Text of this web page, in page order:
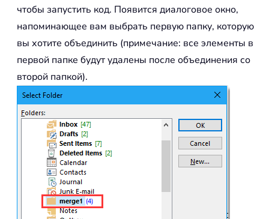
чтобы запустить код. Появится диалоговое окно,
напоминающее вам выбрать первую папку, которую
вы хотите объединить (примечание: все элементы в
первой папке будут удалены после объединения со
второй папкой).